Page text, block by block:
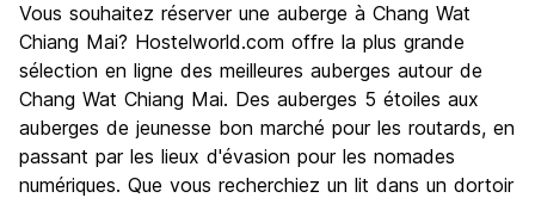
Vous souhaitez réserver une auberge à Chang Wat
Chiang Mai? Hostelworld.com offre la plus grande
sélection en ligne des meilleures auberges autour de
Chang Wat Chiang Mai. Des auberges 5 étoiles aux
auberges de jeunesse bon marché pour les routards, en
passant par les lieux d'évasion pour les nomades
numériques. Que vous recherchiez un lit dans un dortoir